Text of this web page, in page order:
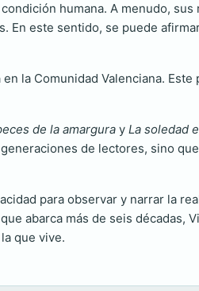
humana. A menudo, sus
En este sentido, se puede
la Comunidad Valenciana. Este
de la amargura y La soledad
de lectores, sino
para observar y narrar la
abarca más de seis décadas,
que vive.